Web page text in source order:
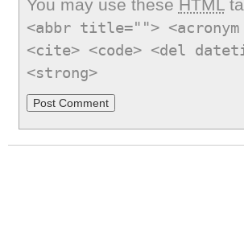
You may use these HTML
<abbr title="">
<cite> <code> <del
<strong>